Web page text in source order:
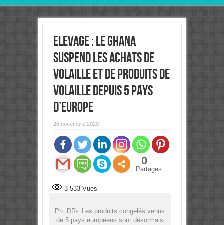
Elevage : Le Ghana
suspend les achats de
volaille et de produits de
volaille depuis 5 pays
d’Europe
26 novembre 2020
0
Partages
3 533Vues
Ph: DR-: Les produits congelés venus
de 5 pays européens sont désormais